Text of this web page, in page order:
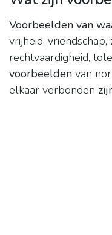
Voorbeelden van
vrijheid,
rechtvaardigheid,
voorbeelden van
elkaar verbonden